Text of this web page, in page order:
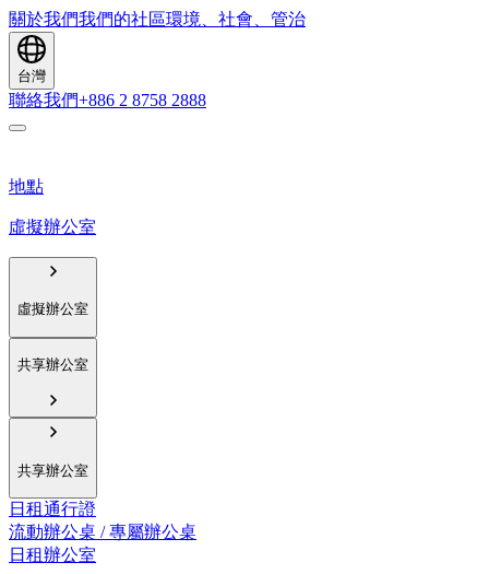
關於我們我們的社區環境、社會、管治
台灣
聯絡我們+886 2 8758 2888
地點
虛擬辦公室
虛擬辦公室
共享辦公室
共享辦公室
日租通行證
流動辦公桌 / 專屬辦公桌
日租辦公室